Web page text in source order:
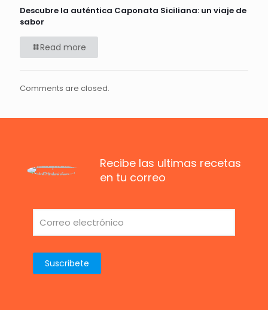
Descubre la auténtica Caponata Siciliana: un viaje de
sabor
Read more
Comments are closed.
Recibe las ultimas recetas
en tu correo